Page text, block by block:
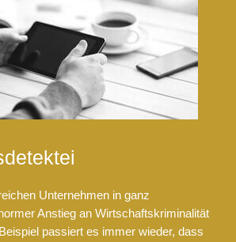
Unternehmen in ganz
Anstieg an Wirtschaftskriminalität
passiert es immer wieder, dass